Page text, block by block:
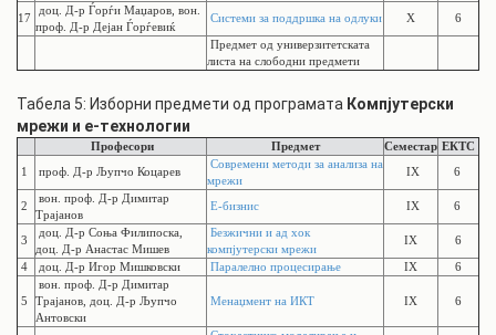
17
доц. Д-р Ѓорѓи Маџаров, вон.
проф. Д-р Дејан Ѓорѓевиќ
Системи за поддршка на одлуки X 6
Предмет од универзитетската
листа на слободни предмети
Табела 5: Изборни предмети од програмата Компјутерски
мрежи и е-технологии
Професори Предмет Семестар ЕКТС
1 проф. Д-р Љупчо Коцарев
Современи методи за анализа на
мрежи
IX 6
2
вон. проф. Д-р Димитар
Трајанов
Е-бизнис IX 6
3
доц. Д-р Соња Филипоска,
доц. Д-р Анастас Мишев
Безжични и ад хок
компјутерски мрежи
IX 6
4 доц. Д-р Игор Мишковски Паралелно процесирање IX 6
5
вон. проф. Д-р Димитар
Трајанов, доц. Д-р Љупчо
Антовски
Менаџмент на ИКТ IX 6